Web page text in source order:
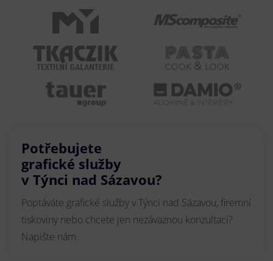
Potřebujete
grafické služby
v Týnci nad Sázavou?
Poptáváte grafické služby v Týnci nad Sázavou, firemní
tiskoviny nebo chcete jen nezávaznou konzultaci?
Napište nám.